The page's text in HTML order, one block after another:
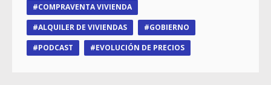
COMPRAVENTA VIVIENDA
ALQUILER DE VIVIENDAS
GOBIERNO
PODCAST
EVOLUCIÓN DE PRECIOS